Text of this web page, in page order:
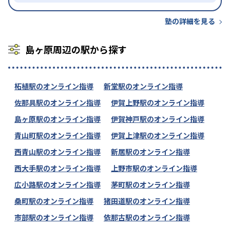
塾の詳細を見る
島ヶ原周辺の駅から探す
柘植駅のオンライン指導
新堂駅のオンライン指導
佐那具駅のオンライン指導
伊賀上野駅のオンライン指導
島ヶ原駅のオンライン指導
伊賀神戸駅のオンライン指導
青山町駅のオンライン指導
伊賀上津駅のオンライン指導
西青山駅のオンライン指導
新居駅のオンライン指導
西大手駅のオンライン指導
上野市駅のオンライン指導
広小路駅のオンライン指導
茅町駅のオンライン指導
桑町駅のオンライン指導
猪田道駅のオンライン指導
市部駅のオンライン指導
依那古駅のオンライン指導